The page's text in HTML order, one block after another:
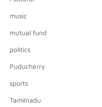
music
mutual fund
politics
Puducherry
sports
Tamilnadu